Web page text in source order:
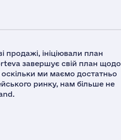
продажі, ініціювали план
завершує свій план щодо
оскільки ми маємо достатньо
ринку, нам більше не